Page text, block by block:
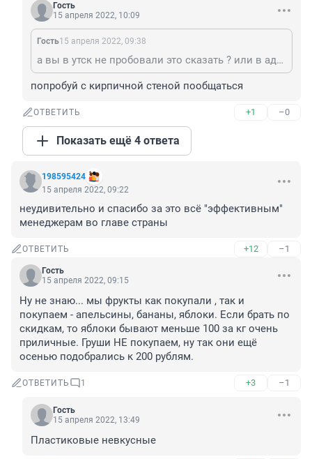
Гость
15 апреля 2022, 10:09
Гость15 апреля 2022, 09:38
а вы в утск не пробовали это сказать ? или в администрацию ? или смелости только тут орать хватает
попробуй с кирпичной стеной пообщаться
ОТВЕТИТЬ +1 –0
Показать ещё 4 ответа
198595424
15 апреля 2022, 09:22
неудивительно и спасибо за это всё "эффективным"
менеджерам во главе страны
ОТВЕТИТЬ +12 –1
Гость
15 апреля 2022, 09:15
Ну не знаю... мы фрукты как покупали , так и
покупаем - апельсины, бананы, яблоки. Если брать по
скидкам, то яблоки бывают меньше 100 за кг очень
приличные. Груши НЕ покупаем, ну так они ещё
осенью подобрались к 200 рублям.
ОТВЕТИТЬ 1 +3 –1
Гость
15 апреля 2022, 13:49
Пластиковые невкусные